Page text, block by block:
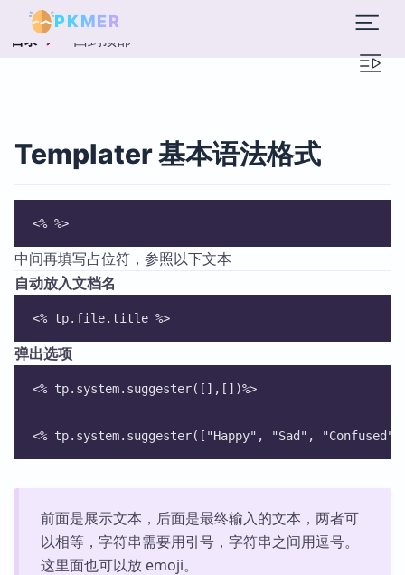
PKMER
目录 回到顶部
Templater 基本语法格式
<% %>
中间再填写占位符，参照以下文本
自动放入文档名
<% tp.file.title %>
弹出选项
<% tp.system.suggester([],[])%>
<% tp.system.suggester(["Happy", "Sad",
前面是展示文本，后面是最终输入的文本，两者可
以相等，字符串需要用引号，字符串之间用逗号。
这里面也可以放 emoji。